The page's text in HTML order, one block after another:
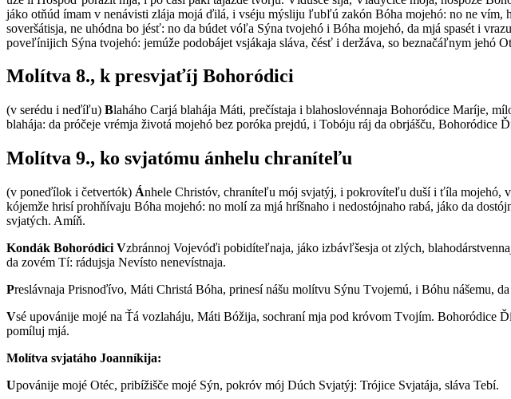
jáko otňúd ímam v nenávisti zlája mojá ďilá, i vséju mýsliju ľubľú zakón Bóha mojehó: no ne vím,
soveršátisja, ne uhódna bo jésť: no da búdet vóľa Sýna tvojehó i Bóha mojehó, da mjá spasét i
poveľínijich Sýna tvojehó: jemúže podobájet vsjákaja sláva, čésť i deržáva, so beznačáľnym
Molítva 8., k presvjaťíj Bohoródici
(v serédu i neďíľu) Blaháho Carjá blahája Máti, prečístaja i blahoslovénnaja Bohoródice Maríje,
blahája: da próčeje vrémja životá mojehó bez poróka prejdú, i Tobóju ráj da obrjášču, Bohoródice
Molítva 9., ko svjatómu ánhelu chraníteľu
(v poneďílok i četvertók) Ánhele Christóv, chraníteľu mój svjatýj, i pokrovíteľu duší i ťíla mojehó,
kójemže hrisí prohňívaju Bóha mojehó: no molí za mjá hríšnaho i nedostójnaho rabá, jáko da
svjatých. Amíň.
Kondák Bohoródici Vzbránnoj Vojevóďi pobidíteľnaja, jáko izbávľšesja ot zlých,
da zovém Tí: rádujsja Nevísto nenevístnaja.
Preslávnaja Prisnoďívo, Máti Christá Bóha, prinesí nášu molítvu Sýnu Tvojemú, i Bóhu nášemu, da
Vsé upovánije mojé na Ťá vozlaháju, Máti Bóžija, sochraní mja pod króvom Tvojím. Bohoródice
pomíluj mjá.
Molítva svjatáho Joanníkija:
Upovánije mojé Otéc, pribížišče mojé Sýn, pokróv mój Dúch Svjatýj: Trójice Svjatája, sláva Tebí.